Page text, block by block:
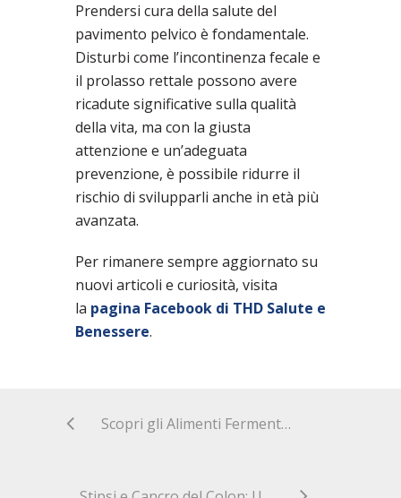
Prendersi cura della salute del
pavimento pelvico è fondamentale.
Disturbi come l’incontinenza fecale e
il prolasso rettale possono avere
ricadute significative sulla qualità
della vita, ma con la giusta
attenzione e un’adeguata
prevenzione, è possibile ridurre il
rischio di svilupparli anche in età più
avanzata.
Per rimanere sempre aggiornato su
nuovi articoli e curiosità, visita
la pagina Facebook di THD Salute e
Benessere.
Scopri gli Alimenti Fermentati per un… Intestino Felice!